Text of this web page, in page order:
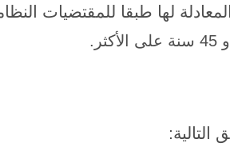
لها طبقا للمقتضيات
و 45 سنة على الأكثر.
: